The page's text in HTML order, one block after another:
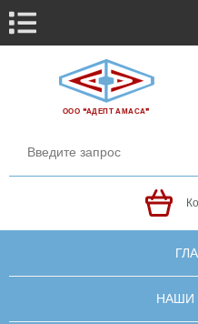
ООО ❝АДЕПТ АМАСА❞
НАШИ